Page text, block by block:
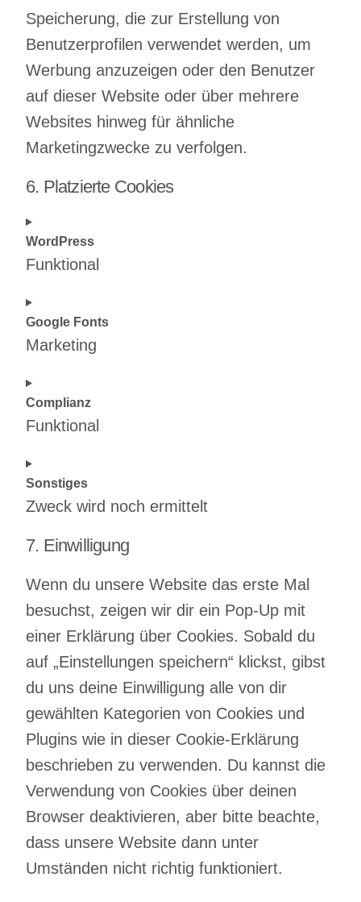
Speicherung, die zur Erstellung von
Benutzerprofilen verwendet werden, um
Werbung anzuzeigen oder den Benutzer
auf dieser Website oder über mehrere
Websites hinweg für ähnliche
Marketingzwecke zu verfolgen.
6. Platzierte Cookies
WordPress
Funktional
Consent
to
wordpress
Google Fonts
Marketing
Consent
to
google-
fonts
Complianz
Funktional
Consent
to
complianz
Sonstiges
Zweck wird noch ermittelt
Consent
7. Einwilligung
Wenn du unsere Website das erste Mal
besuchst, zeigen wir dir ein Pop-Up mit
einer Erklärung über Cookies. Sobald du
auf „Einstellungen speichern“ klickst, gibst
du uns deine Einwilligung alle von dir
gewählten Kategorien von Cookies und
Plugins wie in dieser Cookie-Erklärung
beschrieben zu verwenden. Du kannst die
Verwendung von Cookies über deinen
Browser deaktivieren, aber bitte beachte,
dass unsere Website dann unter
Umständen nicht richtig funktioniert.